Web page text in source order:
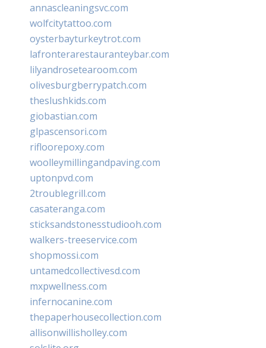
annascleaningsvc.com
wolfcitytattoo.com
oysterbayturkeytrot.com
lafronterarestauranteybar.com
lilyandrosetearoom.com
olivesburgberrypatch.com
theslushkids.com
giobastian.com
glpascensori.com
rifloorepoxy.com
woolleymillingandpaving.com
uptonpvd.com
2troublegrill.com
casateranga.com
sticksandstonesstudiooh.com
walkers-treeservice.com
shopmossi.com
untamedcollectivesd.com
mxpwellness.com
infernocanine.com
thepaperhousecollection.com
allisonwillisholley.com